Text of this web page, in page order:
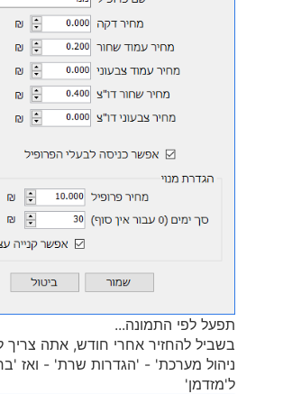
תפעל לפי התמונה...
בשביל להחזיר אחרי חודש, אתה צריך
ניהול מערכת' - 'הגדרות שרת' - ואז
ל'מזדמן'